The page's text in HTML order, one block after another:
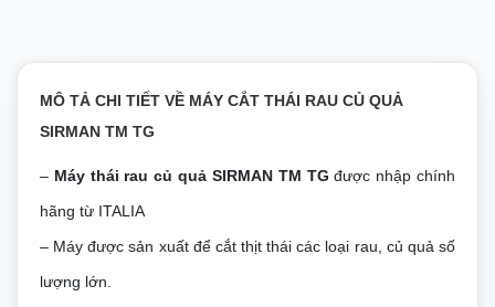
MÔ TẢ CHI TIẾT VỀ MÁY CẮT THÁI RAU CỦ QUẢ
SIRMAN TM TG
– Máy thái rau củ quả SIRMAN TM TG được nhập chính
hãng từ ITALIA
– Máy được sản xuất để cắt thịt thái các loại rau, củ quả số
lượng lớn.